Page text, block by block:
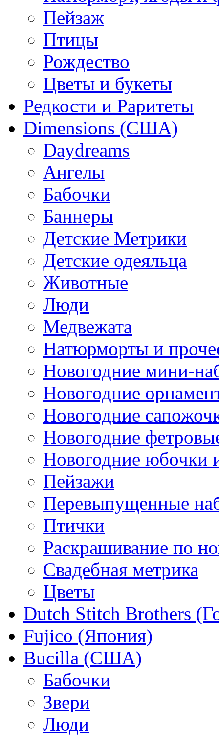
Пейзаж
Птицы
Рождество
Цветы и букеты
Редкости и Раритеты
Dimensions (США)
Daydreams
Ангелы
Бабочки
Баннеры
Детские Метрики
Детские одеяльца
Животные
Люди
Медвежата
Натюрморты и
Новогодние мини-
Новогодние
Новогодние
Новогодние
Новогодние юбочки
Пейзажи
Перевыпущенные
Птички
Раскрашивание по
Свадебная метрика
Цветы
Dutch Stitch Brothers
Fujico (Япония)
Bucilla (США)
Бабочки
Звери
Люди